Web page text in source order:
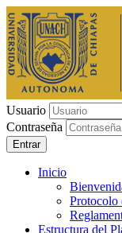
Usuario
Contraseña
Entrar
Inicio
Protocolo
Estructura del